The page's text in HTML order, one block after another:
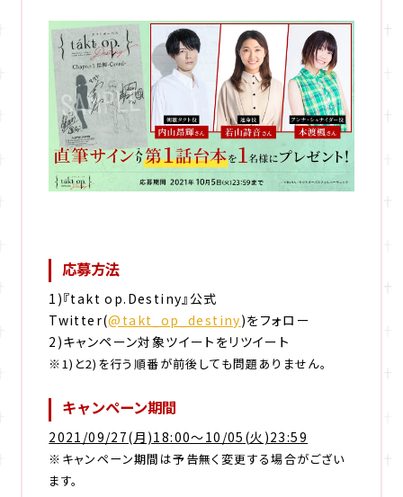
応募方法
1)『takt op.Destiny』公式
Twitter(@takt_op_destiny)をフォロー
2)キャンペーン対象ツイートをリツイート
※1)と2)を行う順番が前後しても問題ありません。
キャンペーン期間
2021/09/27(月)18:00〜10/05(火)23:59
※キャンペーン期間は予告無く変更する場合がござい
ます。